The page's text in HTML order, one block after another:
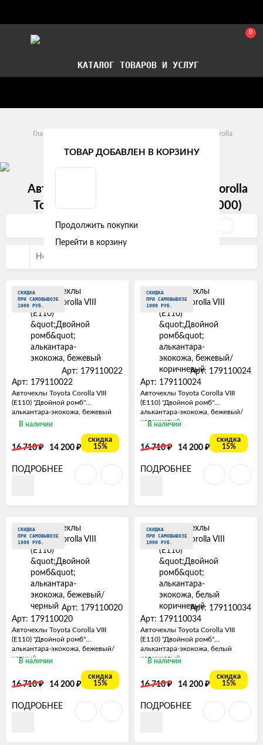
0
КАТАЛОГ ТОВАРОВ И УСЛУГ
Главная Corolla
Автомобильные чехлы на Toyota Corolla
Toyota Corolla VIII (E110) (1995 - 2000)
Фильтр
Новые и популярные
СКИДКА
ПРИ САМОВЫВОЗЕ
1000 РУБ.
Арт: 179110022
Арт: 179110022
Авточехлы Toyota Corolla VIII
(E110) "Двойной ромб"
алькантара-экокожа, бежевый
В наличии
16 710₽ 14 200 ₽
скидка
15%
ПОДРОБНЕЕ
СКИДКА
ПРИ САМОВЫВОЗЕ
1000 РУБ.
Арт: 179110024
Арт: 179110024
Авточехлы Toyota Corolla VIII
(E110) "Двойной ромб"
алькантара-экокожа, бежевый/
коричневый
В наличии
16 710₽ 14 200 ₽
скидка
15%
ПОДРОБНЕЕ
СКИДКА
ПРИ САМОВЫВОЗЕ
1000 РУБ.
Арт: 179110020
Арт: 179110020
Авточехлы Toyota Corolla VIII
(E110) "Двойной ромб"
алькантара-экокожа, бежевый/
черный
В наличии
16 710₽ 14 200 ₽
скидка
15%
ПОДРОБНЕЕ
СКИДКА
ПРИ САМОВЫВОЗЕ
1000 РУБ.
Арт: 179110034
Арт: 179110034
Авточехлы Toyota Corolla VIII
(E110) "Двойной ромб"
алькантара-экокожа, белый
коричневый
В наличии
16 710₽ 14 200 ₽
скидка
15%
ПОДРОБНЕЕ
ТОВАР ДОБАВЛЕН В КОРЗИНУ
Продолжить покупки
Перейти в корзину